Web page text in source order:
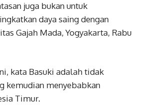
juga bukan untuk
daya saing dengan
Gajah Mada, Yogyakarta, Rabu
kata Basuki adalah tidak
kemudian menyebabkan
Timur.